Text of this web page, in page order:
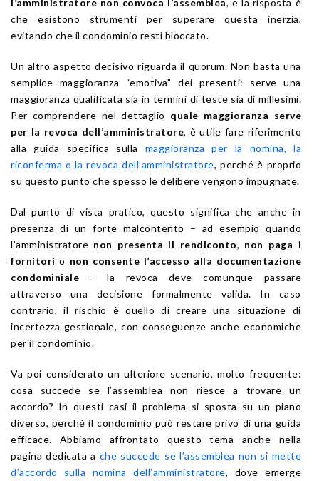
l’amministratore non convoca l’assemblea, e la risposta è
che esistono strumenti per superare questa inerzia,
evitando che il condominio resti bloccato.
Un altro aspetto decisivo riguarda il quorum. Non basta una
semplice maggioranza “emotiva” dei presenti: serve una
maggioranza qualificata sia in termini di teste sia di millesimi.
Per comprendere nel dettaglio quale maggioranza serve
per la revoca dell’amministratore, è utile fare riferimento
alla guida specifica sulla maggioranza per la nomina, la
riconferma o la revoca dell’amministratore, perché è proprio
su questo punto che spesso le delibere vengono impugnate.
Dal punto di vista pratico, questo significa che anche in
presenza di un forte malcontento – ad esempio quando
l’amministratore non presenta il rendiconto, non paga i
fornitori o non consente l’accesso alla documentazione
condominiale – la revoca deve comunque passare
attraverso una decisione formalmente valida. In caso
contrario, il rischio è quello di creare una situazione di
incertezza gestionale, con conseguenze anche economiche
per il condominio.
Va poi considerato un ulteriore scenario, molto frequente:
cosa succede se l’assemblea non riesce a trovare un
accordo? In questi casi il problema si sposta su un piano
diverso, perché il condominio può restare privo di una guida
efficace. Abbiamo affrontato questo tema anche nella
pagina dedicata a che succede se l’assemblea non si mette
d’accordo sulla nomina dell’amministratore, dove emerge